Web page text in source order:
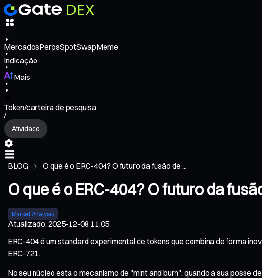
MercadosPerpsSpotSwapMeme
Indicação
Mais
Token/carteira de pesquisa
/
Atividade
BLOG O que é o ERC-404? O futuro da fusão de ...
O que é o ERC-404? O futuro da
Market Analysis
Atualizado:2025-12-08 11:05
ERC-404 é um standard experimental de tokens que combina de forma
ERC-721.
No seu núcleo está o mecanismo de "mint and burn": quando a sua